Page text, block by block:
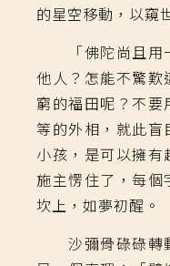
的星空移動，以窺
「佛陀尚且用
他人？怎能不驚歎
窮的福田呢？不
等的外相，就此
小孩，是可以擁
施主愣住了，每
坎上，如夢初醒。
沙彌骨碌碌轉